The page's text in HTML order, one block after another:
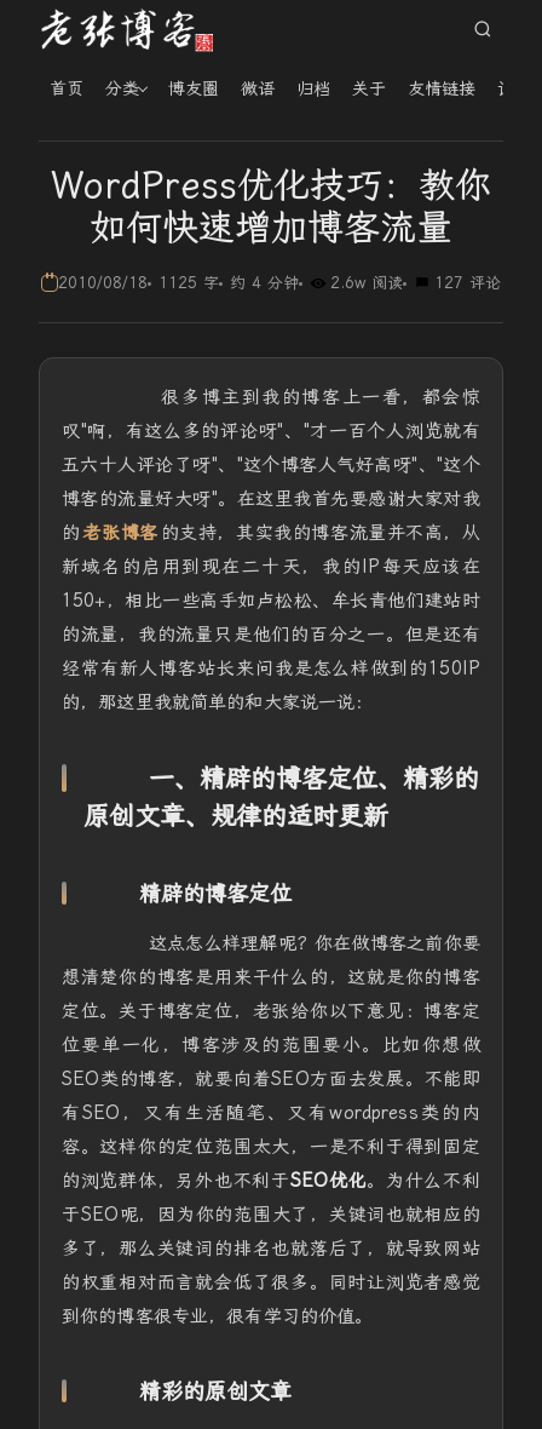
首页 分类 博友圈 微语 归档 关于 友情链接 读者
WordPress优化技巧：教你
如何快速增加博客流量
2010/08/18 1125 字 约 4 分钟 2.6w 阅读 127 评论
很多博主到我的博客上一看，都会惊
叹"啊，有这么多的评论呀"、"才一百个人浏览就有
五六十人评论了呀"、"这个博客人气好高呀"、"这个
博客的流量好大呀"。在这里我首先要感谢大家对我
的老张博客 的支持，其实我的博客流量并不高，从
新域名的启用到现在二十天，我的IP每天应该在
150+，相比一些高手如卢松松、牟长青他们建站时
的流量，我的流量只是他们的百分之一。但是还有
经常有新人博客站长来问我是怎么样做到的150IP
的，那这里我就简单的和大家说一说：
一、精辟的博客定位、精彩的
原创文章、规律的适时更新
精辟的博客定位
这点怎么样理解呢？你在做博客之前你要
想清楚你的博客是用来干什么的，这就是你的博客
定位。关于博客定位，老张给你以下意见：博客定
位要单一化，博客涉及的范围要小。比如你想做
SEO类的博客，就要向着SEO方面去发展。不能即
有SEO，又有生活随笔、又有wordpress类的内
容。这样你的定位范围太大，一是不利于得到固定
的浏览群体，另外也不利于SEO优化。为什么不利
于SEO呢，因为你的范围大了，关键词也就相应的
多了，那么关键词的排名也就落后了，就导致网站
的权重相对而言就会低了很多。同时让浏览者感觉
到你的博客很专业，很有学习的价值。
精彩的原创文章